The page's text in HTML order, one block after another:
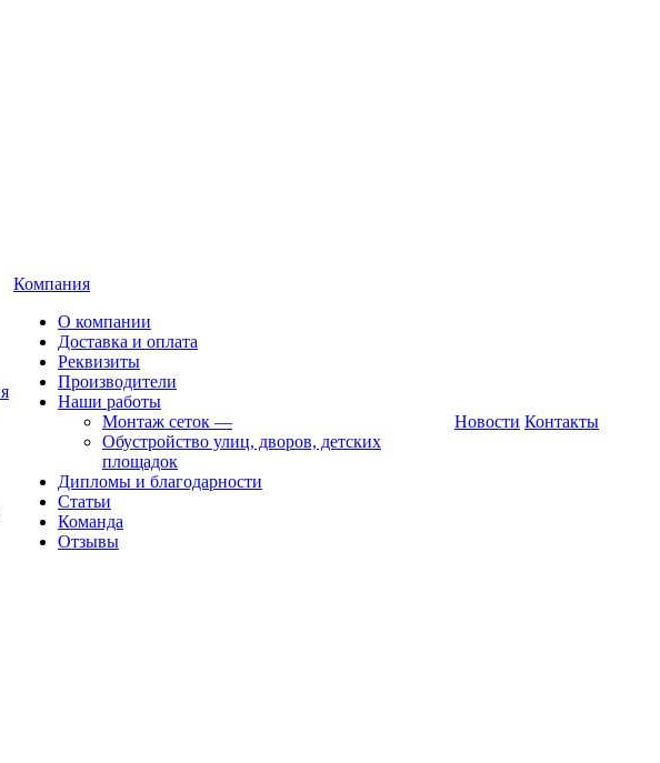
Компания
О компании
Доставка и оплата
Реквизиты
Производители
Наши работы
Монтаж сеток —
Обустройство улиц, дворов, детских
площадок
Дипломы и благодарности
Статьи
Команда
Отзывы
Новости Контакты